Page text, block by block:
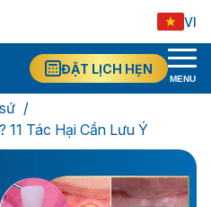
VI
ĐẶT LỊCH HẸN
MENU
11 Tác Hại Cần Lưu Ý